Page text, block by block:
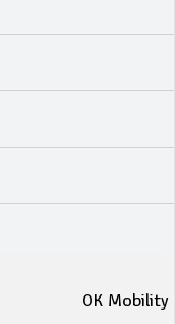
OK Mobility